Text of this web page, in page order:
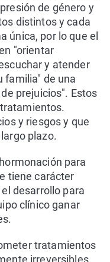
de género y
distintos y cada
única, por lo que el
"orientar
y atender
familia" de una
prejuicios". Estos
y riesgos y que
plazo.
para
tiene carácter
desarrollo para
clínico ganar
tratamientos
irreversibles,